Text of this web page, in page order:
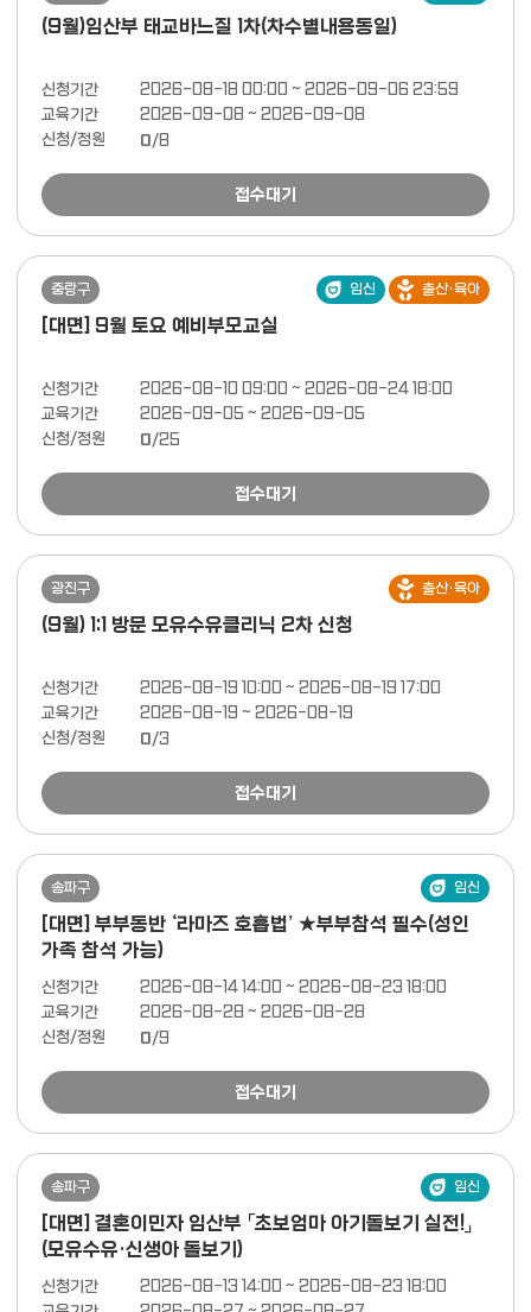
(9월)임산부 태교바느질 1차(차수별내용동일)
신청기간
2026-08-18 00:00 ~ 2026-09-06 23:59
교육기간
2026-09-08 ~ 2026-09-08
신청/정원
0/8
접수대기
중랑구 임신 출산·육아
[대면] 9월 토요 예비부모교실
신청기간
2026-08-10 09:00 ~ 2026-08-24 18:00
교육기간
2026-09-05 ~ 2026-09-05
신청/정원
0/25
접수대기
광진구 출산·육아
(9월) 1:1 방문 모유수유클리닉 2차 신청
신청기간
2026-08-19 10:00 ~ 2026-08-19 17:00
교육기간
2026-08-19 ~ 2026-08-19
신청/정원
0/3
접수대기
송파구 임신
[대면] 부부동반 ‘라마즈 호흡법’ ★부부참석 필수(성인
가족 참석 가능)
신청기간
2026-08-14 14:00 ~ 2026-08-23 18:00
교육기간
2026-08-28 ~ 2026-08-28
신청/정원
0/9
접수대기
송파구 임신
[대면] 결혼이민자 임산부 「초보엄마 아기돌보기 실전!」
(모유수유·신생아 돌보기)
신청기간
2026-08-13 14:00 ~ 2026-08-23 18:00